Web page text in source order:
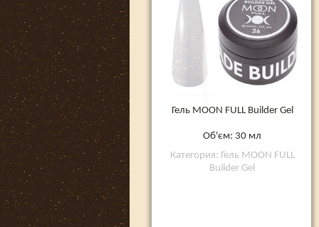
Гель MOON FULL Builder Gel
Об'єм: 30 мл
Категория: Гель MOON FULL
Builder Gel